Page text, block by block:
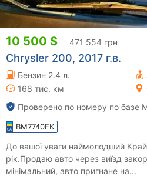
10 500 $ 471 554 грн
Chrysler 200, 2017 г.в.
Бензин 2.4 л.
168 тис. км
Проверено по номеру по базе
BM7740EK
До вашої уваги наймолодший
рік.Продаю авто через виїзд
мінімальний, авто пригнане на...